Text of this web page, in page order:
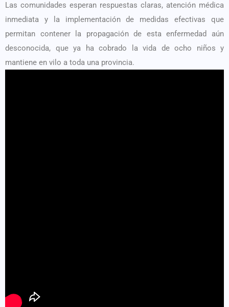
Las comunidades esperan respuestas claras, atención médica
inmediata y la implementación de medidas efectivas que
permitan contener la propagación de esta enfermedad aún
desconocida, que ya ha cobrado la vida de ocho niños y
mantiene en vilo a toda una provincia.